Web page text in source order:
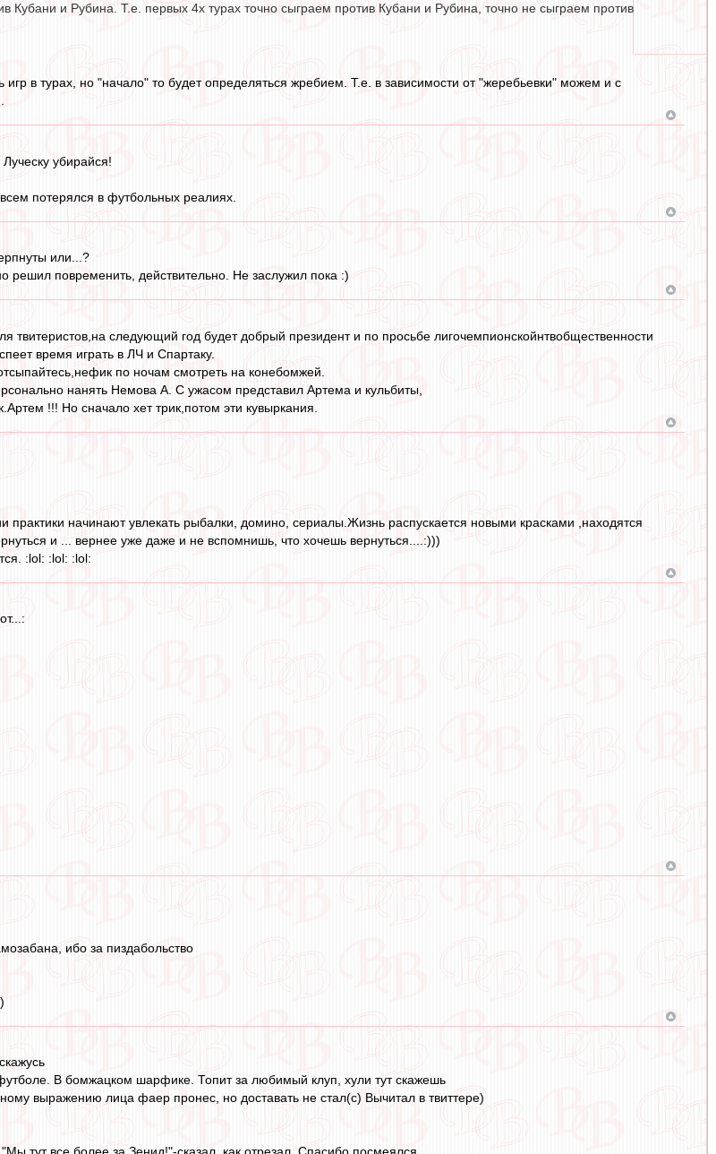
и Рубина. Т.е. первых 4х турах точно сыграем против Кубани и Рубина, точно не сыграем против
игр в турах, но "начало" то будет определяться жребием. Т.е. в зависимости от "жеребьевки" можем и с
убирайся!
потерялся в футбольных реалиях.
или...?
решил повременить, действительно. Не заслужил пока :)
твитеристов,на следующий год будет добрый президент и по просьбе лигочемпионскойнтвобщественности
время играть в ЛЧ и Спартаку.
по ночам смотреть на конебомжей.
нанять Немова А. С ужасом представил Артема и кульбиты,
!!! Но сначало хет трик,потом эти кувыркания.
практики начинают увлекать рыбалки, домино, сериалы.Жизнь распускается новыми красками ,находятся
и ... вернее уже даже и не вспомнишь, что хочешь вернуться....:)))
:lol: :lol: :lol:
ибо за пиздабольство
В бомжацком шарфике. Топит за любимый клуп, хули тут скажешь
выражению лица фаер пронес, но доставать не стал(с) Вычитал в твиттере)